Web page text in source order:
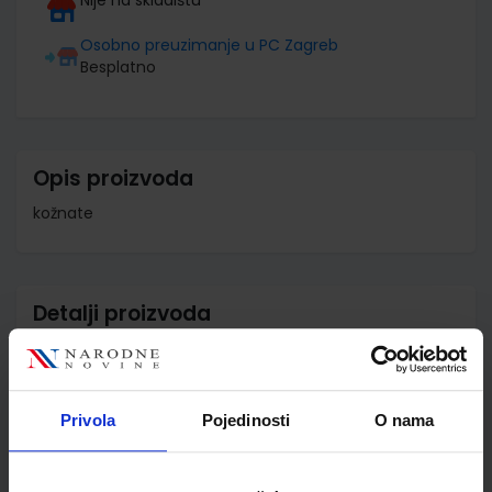
Privola Pojedinosti O nama
Osobno preuzimanje u PC Zagreb
Besplatno
Opis proizvoda
kožnate
Detalji proizvoda
Šifra proizvoda